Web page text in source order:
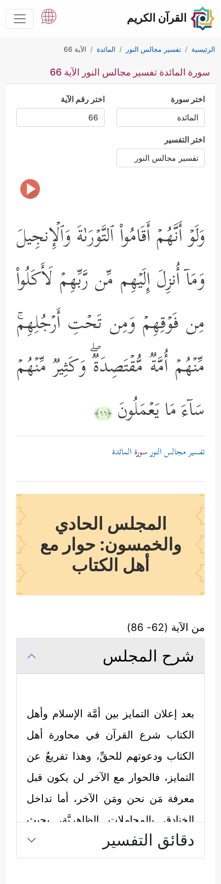
القرآن الكريم
الرئيسية تفسير مجالس النور المائدة الآية 66
سورة المائدة تفسير مجالس النور الآية 66
اختر سورة اختر رقم الآية
اختر التفسير
وَلَوۡ أَنَّهُمۡ أَقَامُواْ ٱلتَّوۡرَىٰةَ وَٱلۡإِنجِیلَ
وَمَاۤ أُنزِلَ إِلَیۡهِم مِّن رَّبِّهِمۡ لَأَكَلُواْ
مِن فَوۡقِهِمۡ وَمِن تَحۡتِ أَرۡجُلِهِمۚ
مِّنۡهُمۡ أُمَّةࣱ مُّقۡتَصِدَةࣱۖ وَكَثِیرࣱ مِّنۡهُمۡ
سَاۤءَ مَا یَعۡمَلُونَ ﴿٦٦﴾
تفسير مجالس النورسورة المائدة
المجلس الحادي
والخمسون: حوار مع
أهل الكتاب
من الآية (62- 86)
شرح المجلس
بعد إعلان التمايز بين أمَّة الإسلام وأهل
الكتاب شرع القرآن في محاورة أهل
الكتاب ودعوتهم للحقِّ، وهذا تفريعٌ عن
التمايز، فالحوار مع الآخر لن يكون قبل
معرفة مَن نحن ومَن الآخر، أما تداخل
الخنادق بالمجاملات الظاهريَّة، بحيث
تتغطَّى نقاط الخلاف، فهو طريق
التجهيل، وضياع فرصة التصويب
دقائق التفسير